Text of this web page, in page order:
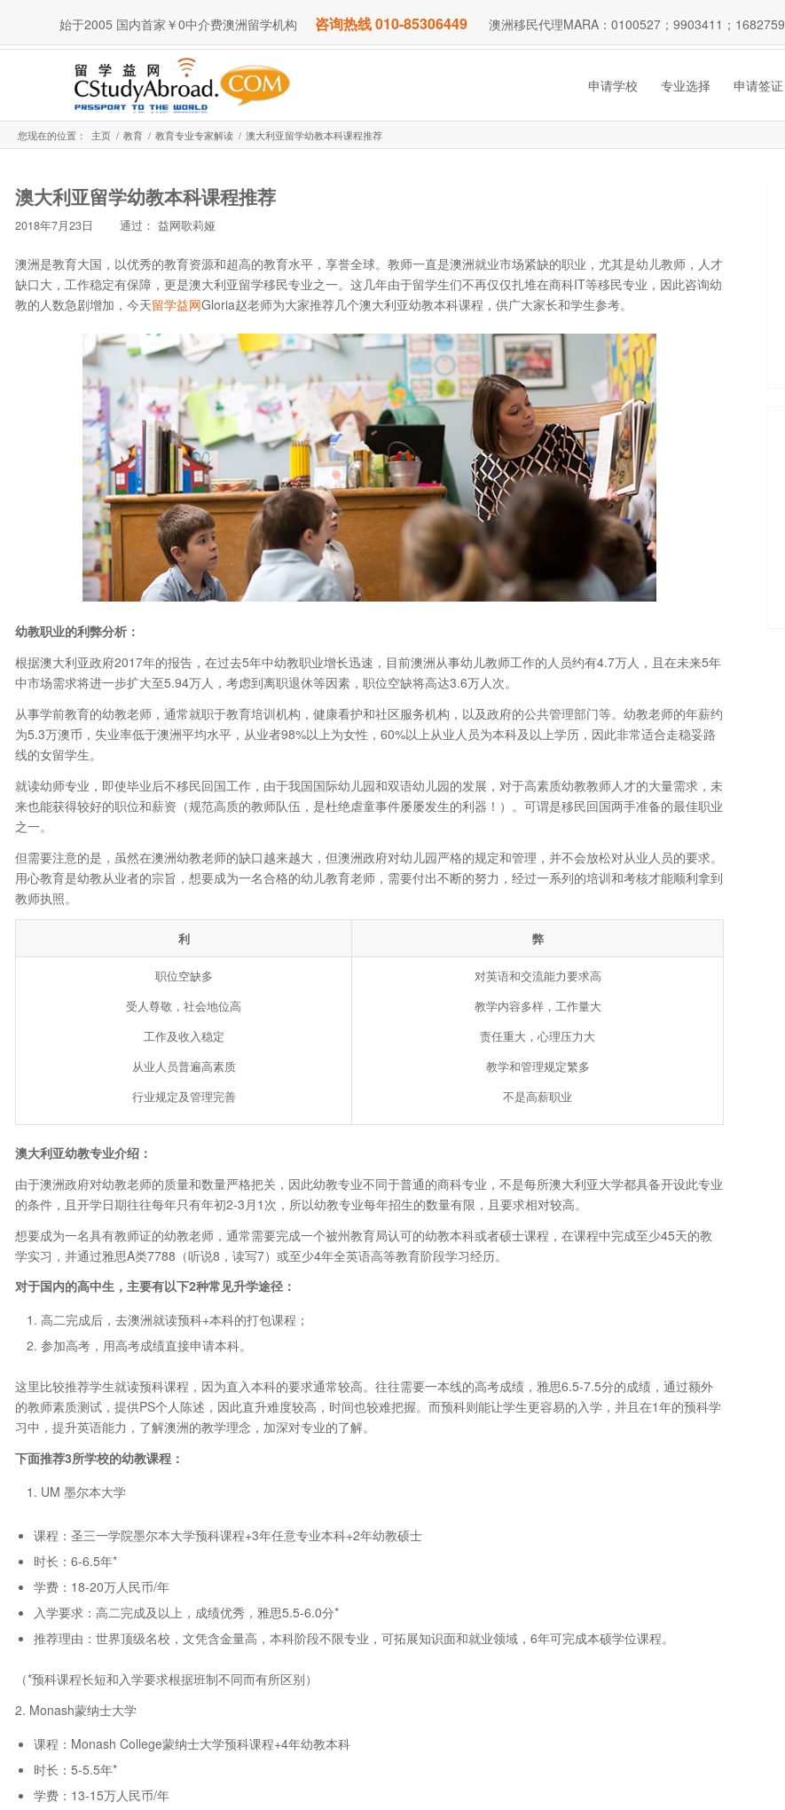
始于2005 国内首家￥0中介费澳洲留学机构 咨询热线 010-85306449 澳洲移民代理MARA：0100527；9903411；1682759
申请学校 专业选择 申请签证
您现在的位置： 主页 / 教育 / 教育专业专家解读 / 澳大利亚留学幼教本科课程推荐
澳大利亚留学幼教本科课程推荐
2018年7月23日 通过： 益网歌莉娅
澳洲是教育大国，以优秀的教育资源和超高的教育水平，享誉全球。教师一直是澳洲就业市场紧缺的职业，尤其是幼儿教师，人才
缺口大，工作稳定有保障，更是澳大利亚留学移民专业之一。这几年由于留学生们不再仅仅扎堆在商科IT等移民专业，因此咨询幼
教的人数急剧增加，今天留学益网Gloria赵老师为大家推荐几个澳大利亚幼教本科课程，供广大家长和学生参考。
幼教职业的利弊分析：
根据澳大利亚政府2017年的报告，在过去5年中幼教职业增长迅速，目前澳洲从事幼儿教师工作的人员约有4.7万人，且在未来5年
中市场需求将进一步扩大至5.94万人，考虑到离职退休等因素，职位空缺将高达3.6万人次。
从事学前教育的幼教老师，通常就职于教育培训机构，健康看护和社区服务机构，以及政府的公共管理部门等。幼教老师的年薪约
为5.3万澳币，失业率低于澳洲平均水平，从业者98%以上为女性，60%以上从业人员为本科及以上学历，因此非常适合走稳妥路
线的女留学生。
就读幼师专业，即使毕业后不移民回国工作，由于我国国际幼儿园和双语幼儿园的发展，对于高素质幼教教师人才的大量需求，未
来也能获得较好的职位和薪资（规范高质的教师队伍，是杜绝虐童事件屡屡发生的利器！）。可谓是移民回国两手准备的最佳职业
之一。
但需要注意的是，虽然在澳洲幼教老师的缺口越来越大，但澳洲政府对幼儿园严格的规定和管理，并不会放松对从业人员的要求。
用心教育是幼教从业者的宗旨，想要成为一名合格的幼儿教育老师，需要付出不断的努力，经过一系列的培训和考核才能顺利拿到
教师执照。
利 弊
职位空缺多
受人尊敬，社会地位高
工作及收入稳定
从业人员普遍高素质
行业规定及管理完善
对英语和交流能力要求高
教学内容多样，工作量大
责任重大，心理压力大
教学和管理规定繁多
不是高薪职业
澳大利亚幼教专业介绍：
由于澳洲政府对幼教老师的质量和数量严格把关，因此幼教专业不同于普通的商科专业，不是每所澳大利亚大学都具备开设此专业
的条件，且开学日期往往每年只有年初2-3月1次，所以幼教专业每年招生的数量有限，且要求相对较高。
想要成为一名具有教师证的幼教老师，通常需要完成一个被州教育局认可的幼教本科或者硕士课程，在课程中完成至少45天的教
学实习，并通过雅思A类7788（听说8，读写7）或至少4年全英语高等教育阶段学习经历。
对于国内的高中生，主要有以下2种常见升学途径：
高二完成后，去澳洲就读预科+本科的打包课程；
参加高考，用高考成绩直接申请本科。
这里比较推荐学生就读预科课程，因为直入本科的要求通常较高。往往需要一本线的高考成绩，雅思6.5-7.5分的成绩，通过额外
的教师素质测试，提供PS个人陈述，因此直升难度较高，时间也较难把握。而预科则能让学生更容易的入学，并且在1年的预科学
习中，提升英语能力，了解澳洲的教学理念，加深对专业的了解。
下面推荐3所学校的幼教课程：
UM 墨尔本大学
课程：圣三一学院墨尔本大学预科课程+3年任意专业本科+2年幼教硕士
时长：6-6.5年*
学费：18-20万人民币/年
入学要求：高二完成及以上，成绩优秀，雅思5.5-6.0分*
推荐理由：世界顶级名校，文凭含金量高，本科阶段不限专业，可拓展知识面和就业领域，6年可完成本硕学位课程。
（*预科课程长短和入学要求根据班制不同而有所区别）
2. Monash蒙纳士大学
课程：Monash College蒙纳士大学预科课程+4年幼教本科
时长：5-5.5年*
学费：13-15万人民币/年